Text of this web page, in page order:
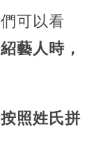
可以看
藝人時，
照姓氏拼